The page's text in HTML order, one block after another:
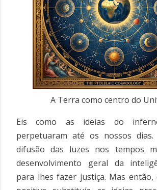
A Terra como centro do
Eis como as ideias do
perpetuaram até os nossos
difusão das luzes nos tempos
desenvolvimento geral da
para lhes fazer justiça. Mas então,